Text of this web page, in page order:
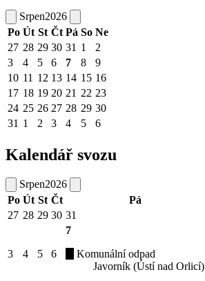
Srpen2026
Po Út St Čt Pá So Ne
27 28 29 30 31 1
2
3
4 5 6 7 8
9
10 11 12 13 14 15 16
17 18 19 20 21 22 23
24 25 26 27 28 29 30
31 1 2 3 4 5 6
Kalendář svozu
Srpen2026
Po Út St Čt Pá
27 28 29 30 31
3 4 5 6
7
Komunální odpad
Javorník (Ústí nad Orlicí)